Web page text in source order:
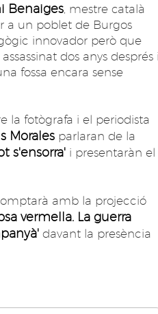
Benaiges , mestre català
a un poblet de Burgos
innovador però que
dos anys després
fossa encara sense
la fotògrafa i el periodista
Morales parlaran de la
s'ensorra' i presentaràn el
amb la projecció
vermella. La guerra
davant la presència